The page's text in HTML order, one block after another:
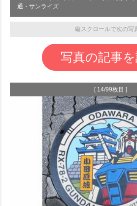
通・サンライズ
縦スクロールで次の写
写真の記事
[ 14/99枚目 ]